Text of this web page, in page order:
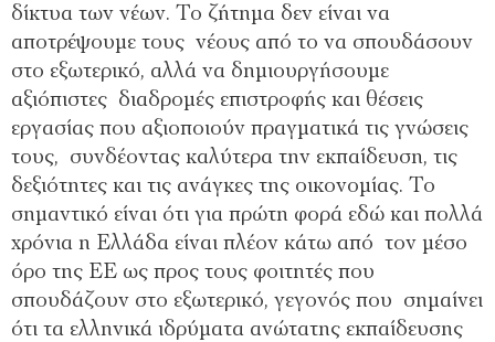
δίκτυα των νέων. Το ζήτημα δεν είναι να
αποτρέψουμε τους νέους από το να σπουδάσουν
στο εξωτερικό, αλλά να δημιουργήσουμε
αξιόπιστες διαδρομές επιστροφής και θέσεις
εργασίας που αξιοποιούν πραγματικά τις γνώσεις
τους, συνδέοντας καλύτερα την εκπαίδευση, τις
δεξιότητες και τις ανάγκες της οικονομίας. Το
σημαντικό είναι ότι για πρώτη φορά εδώ και πολλά
χρόνια η Ελλάδα είναι πλέον κάτω από τον μέσο
όρο της ΕΕ ως προς τους φοιτητές που
σπουδάζουν στο εξωτερικό, γεγονός που σημαίνει
ότι τα ελληνικά ιδρύματα ανώτατης εκπαίδευσης